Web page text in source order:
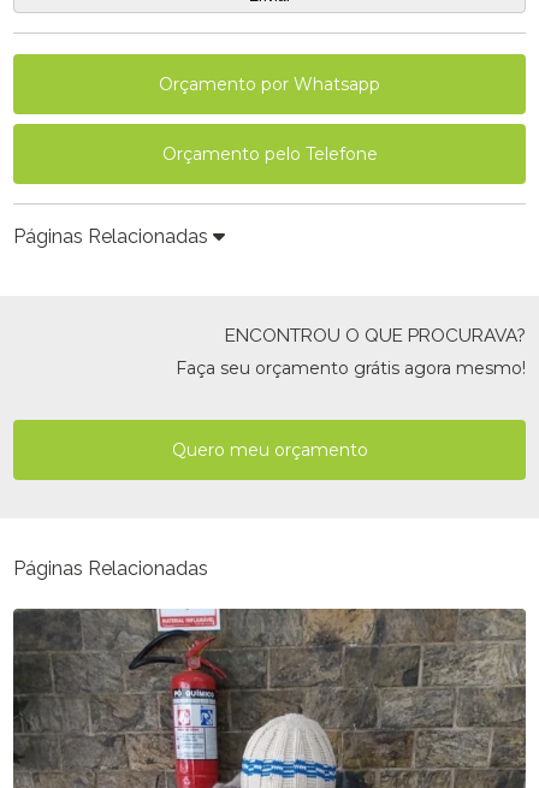
Orçamento por Whatsapp
Orçamento pelo Telefone
Páginas Relacionadas
ENCONTROU O QUE PROCURAVA?
Faça seu orçamento grátis agora mesmo!
Quero meu orçamento
Páginas Relacionadas